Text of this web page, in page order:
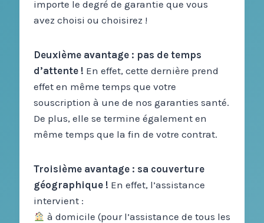
importe le degré de garantie que vous
avez choisi ou choisirez !
Deuxième avantage : pas de temps
d’attente ! En effet, cette dernière prend
effet en même temps que votre
souscription à une de nos garanties santé.
De plus, elle se termine également en
même temps que la fin de votre contrat.
Troisième avantage : sa couverture
géographique ! En effet, l’assistance
intervient :
à domicile (pour l’assistance de tous les